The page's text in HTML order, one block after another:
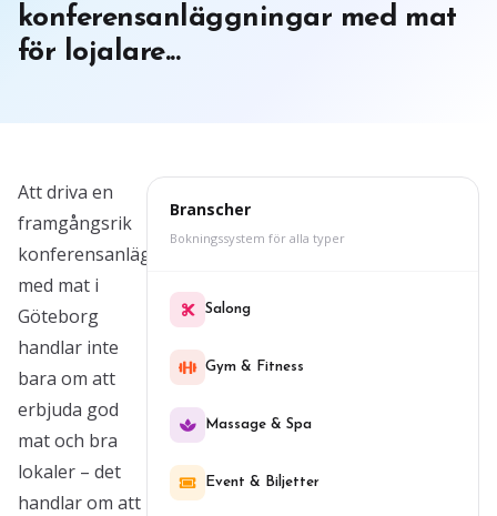
konferensanläggningar med mat
för lojalare...
Att driva en
framgångsrik
konferensanläggning
med mat i
Göteborg
handlar inte
bara om att
erbjuda god
mat och bra
lokaler – det
handlar om att
Branscher
Bokningssystem för alla typer
Salong
Gym & Fitness
Massage & Spa
Event & Biljetter